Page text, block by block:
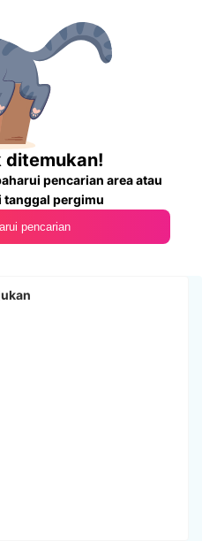
ditemukan!
pencarian area atau
tanggal pergimu
pencarian